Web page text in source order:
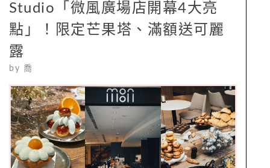
Studio「微風廣場店開幕4大亮
點」！限定芒果塔、滿額送可麗
露
by 喬